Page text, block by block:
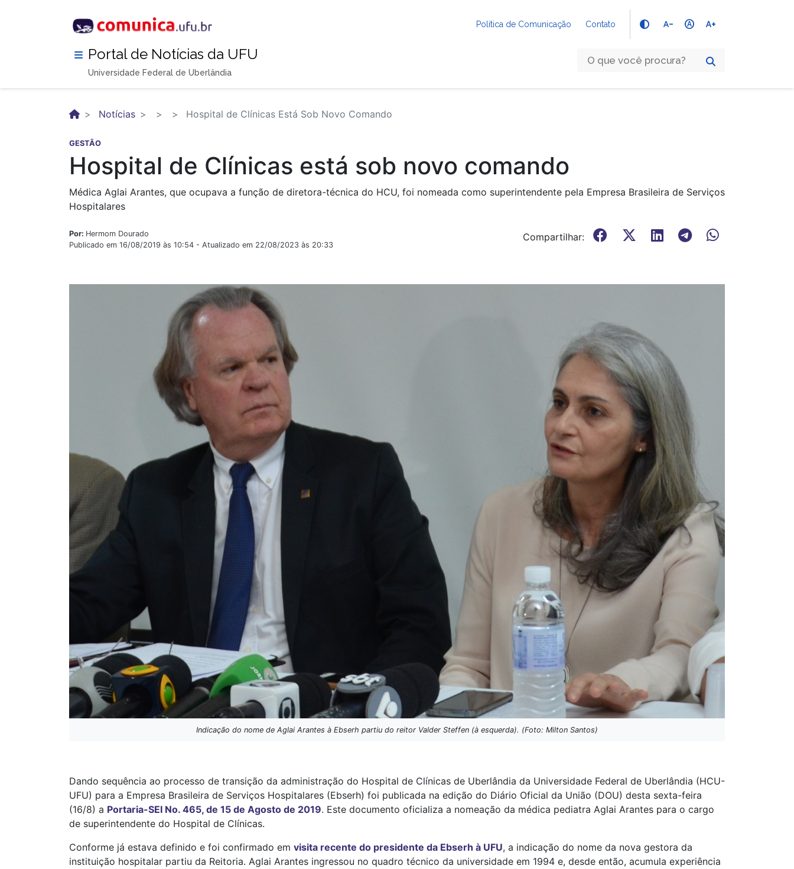
Política de Comunicação Contato text_decrease hdr_auto text_increase
Portal de Notícias da UFU
Universidade Federal de Uberlândia
Notícias Hospital de Clínicas Está Sob Novo Comando
GESTÃO
Hospital de Clínicas está sob novo comando
Médica Aglai Arantes, que ocupava a função de diretora-técnica do HCU, foi nomeada como superintendente pela Empresa Brasileira de Serviços
Hospitalares
Por: Hermom Dourado
Publicado em 16/08/2019 às 10:54 - Atualizado em 22/08/2023 às 20:33
Compartilhar:
Indicação do nome de Aglai Arantes à Ebserh partiu do reitor Valder Steffen (à esquerda). (Foto: Milton Santos)
Dando sequência ao processo de transição da administração do Hospital de Clínicas de Uberlândia da Universidade Federal de Uberlândia (HCU-
UFU) para a Empresa Brasileira de Serviços Hospitalares (Ebserh) foi publicada na edição do Diário Oficial da União (DOU) desta sexta-feira
(16/8) a Portaria-SEI No. 465, de 15 de Agosto de 2019. Este documento oficializa a nomeação da médica pediatra Aglai Arantes para o cargo
de superintendente do Hospital de Clínicas.
Conforme já estava definido e foi confirmado em visita recente do presidente da Ebserh à UFU, a indicação do nome da nova gestora da
instituição hospitalar partiu da Reitoria. Aglai Arantes ingressou no quadro técnico da universidade em 1994 e, desde então, acumula experiência